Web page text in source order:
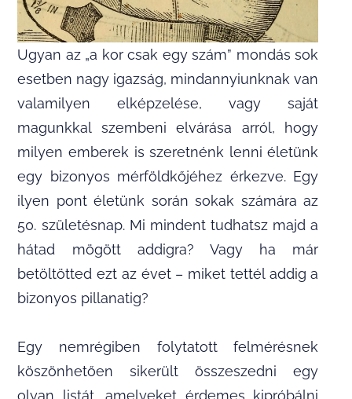
Ugyan az „a kor csak egy szám” mondás sok
esetben nagy igazság, mindannyiunknak van
valamilyen elképzelése, vagy saját
magunkkal szembeni elvárása arról, hogy
milyen emberek is szeretnénk lenni életünk
egy bizonyos mérföldkőjéhez érkezve. Egy
ilyen pont életünk során sokak számára az
50. születésnap. Mi mindent tudhatsz majd a
hátad mögött addigra? Vagy ha már
betöltötted ezt az évet – miket tettél addig a
bizonyos pillanatig?
Egy nemrégiben folytatott felmérésnek
köszönhetően sikerült összeszedni egy
olyan listát, amelyeket érdemes kipróbálni